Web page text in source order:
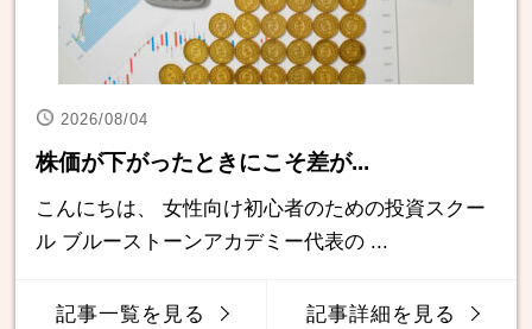
2026/08/04
株価が下がったときにこそ差が...
こんにちは、 女性向け初心者のための投資スクー
ル ブルーストーンアカデミー代表の ...
記事一覧を見る 記事詳細を見る